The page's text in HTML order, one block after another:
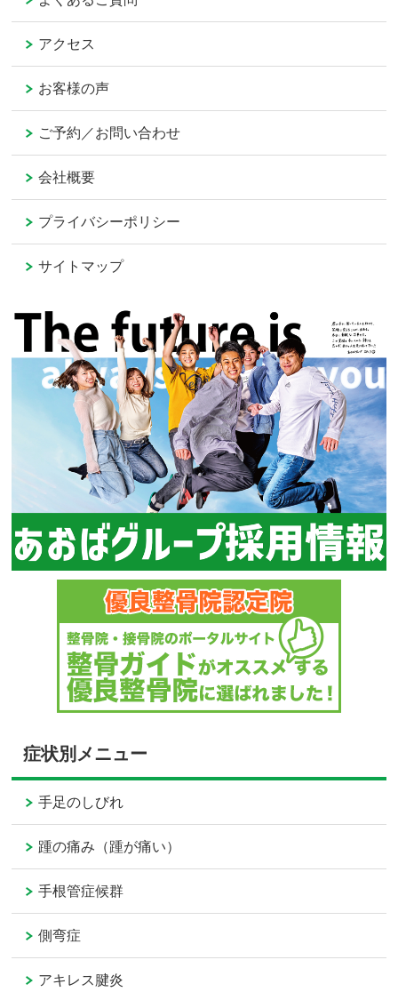
アクセス
お客様の声
ご予約／お問い合わせ
会社概要
プライバシーポリシー
サイトマップ
症状別メニュー
手足のしびれ
踵の痛み（踵が痛い）
手根管症候群
側弯症
アキレス腱炎